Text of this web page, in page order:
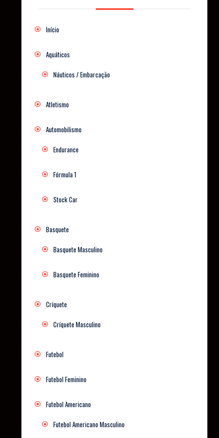
Início
Aquáticos
Náuticos / Embarcação
Atletismo
Automobilismo
Endurance
Fórmula 1
Stock Car
Basquete
Basquete Masculino
Basquete Feminino
Críquete
Críquete Masculino
Futebol
Futebol Feminino
Futebol Americano
Futebol Americano Masculino